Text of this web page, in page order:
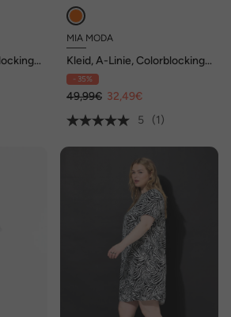
MIA MODA
Kleid, A-Linie, Colorblocking
mit Animalprint
- 35%
49,99€ 32,49€
5
(1)